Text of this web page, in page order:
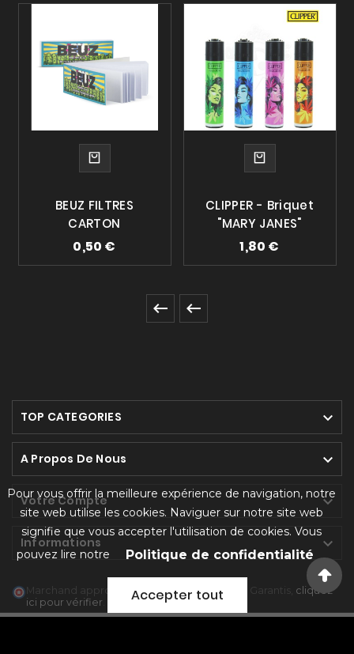
Pour vous offrir la meilleure expérience de navigation, notre
site web utilise les cookies. Naviguer sur notre site web
signifie que vous accepter l'utilisation de cookies. Vous
pouvez lire notre
Politique de confidentialité
Accepter tout
BEUZ FILTRES
CARTON
0,50 €
CLIPPER - Briquet
"MARY JANES"
1,80 €
 
TOP CATEGORIES 
A Propos De Nous 
Votre Compte 
Informations 
Marchand approuvé par la Société des Avis Garantis, cliquez
ici pour vérifier